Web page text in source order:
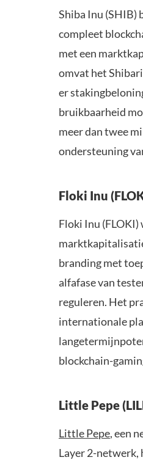
Shiba Inu (SHIB)
compleet
met een
omvat het
er
bruikbaarheid
meer dan twee
ondersteuning
Floki Inu
Floki Inu
branding met
alfafase van
reguleren. Het
internationale
blockchain-
Little Pepe
Little Pepe, een
Layer 2-netwerk,